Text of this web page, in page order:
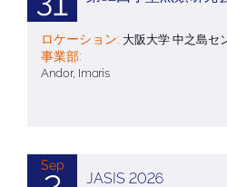
ロケーション: 大阪大学 中之島セ
事業部:
Andor, Imaris
Sep
JASIS 2026